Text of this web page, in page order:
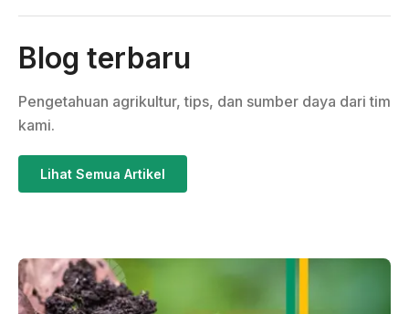
Blog terbaru
Pengetahuan agrikultur, tips, dan sumber daya dari tim
kami.
Lihat Semua Artikel